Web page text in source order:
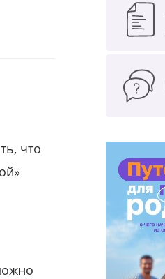
что